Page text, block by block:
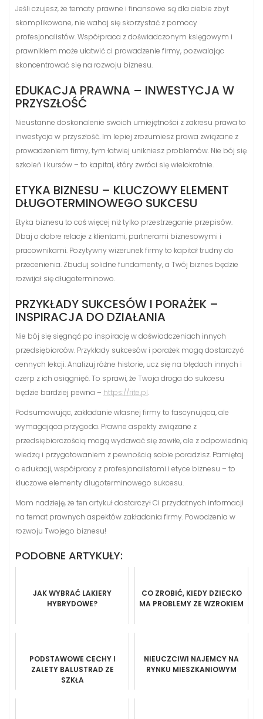
Jeśli czujesz, że tematy prawne i finansowe są dla ciebie zbyt
skomplikowane, nie wahaj się skorzystać z pomocy
profesjonalistów. Współpraca z doświadczonym księgowym i
prawnikiem może ułatwić ci prowadzenie firmy, pozwalając
skoncentrować się na rozwoju biznesu.
EDUKACJA PRAWNA – INWESTYCJA W
PRZYSZŁOŚĆ
Nieustanne doskonalenie swoich umiejętności z zakresu prawa to
inwestycja w przyszłość. Im lepiej zrozumiesz prawa związane z
prowadzeniem firmy, tym łatwiej unikniesz problemów. Nie bój się
szkoleń i kursów – to kapitał, który zwróci się wielokrotnie.
ETYKA BIZNESU – KLUCZOWY ELEMENT
DŁUGOTERMINOWEGO SUKCESU
Etyka biznesu to coś więcej niż tylko przestrzeganie przepisów.
Dbaj o dobre relacje z klientami, partnerami biznesowymi i
pracownikami. Pozytywny wizerunek firmy to kapitał trudny do
przecenienia. Zbuduj solidne fundamenty, a Twój biznes będzie
rozwijał się długoterminowo.
PRZYKŁADY SUKCESÓW I PORAŻEK –
INSPIRACJA DO DZIAŁANIA
Nie bój się sięgnąć po inspirację w doświadczeniach innych
przedsiębiorców. Przykłady sukcesów i porażek mogą dostarczyć
cennych lekcji. Analizuj różne historie, ucz się na błędach innych i
czerp z ich osiągnięć. To sprawi, że Twoja droga do sukcesu
będzie bardziej pewna – https://rite.pl.
Podsumowując, zakładanie własnej firmy to fascynująca, ale
wymagająca przygoda. Prawne aspekty związane z
przedsiębiorczością mogą wydawać się zawiłe, ale z odpowiednią
wiedzą i przygotowaniem z pewnością sobie poradzisz. Pamiętaj
o edukacji, współpracy z profesjonalistami i etyce biznesu – to
kluczowe elementy długoterminowego sukcesu.
Mam nadzieję, że ten artykuł dostarczył Ci przydatnych informacji
na temat prawnych aspektów zakładania firmy. Powodzenia w
rozwoju Twojego biznesu!
PODOBNE ARTYKUŁY:
JAK WYBRAĆ LAKIERY
HYBRYDOWE?
CO ZROBIĆ, KIEDY DZIECKO
MA PROBLEMY ZE WZROKIEM
PODSTAWOWE CECHY I
ZALETY BALUSTRAD ZE
SZKŁA
NIEUCZCIWI NAJEMCY NA
RYNKU MIESZKANIOWYM